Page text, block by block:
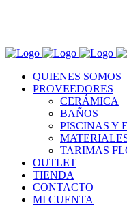
QUIENES SOMOS
PROVEEDORES
CERÁMICA
BAÑOS
PISCINAS Y
TARIMAS
OUTLET
TIENDA
CONTACTO
MI CUENTA